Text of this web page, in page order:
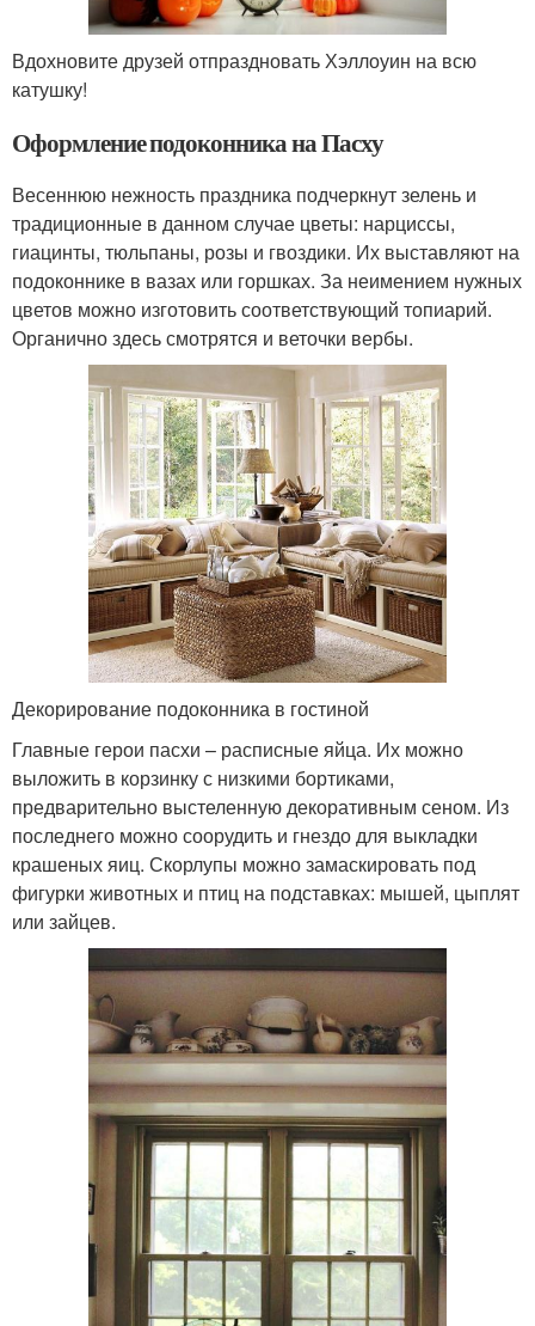
Вдохновите друзей отпраздновать Хэллоуин на всю
катушку!
Оформление подоконника на Пасху
Весеннюю нежность праздника подчеркнут зелень и
традиционные в данном случае цветы: нарциссы,
гиацинты, тюльпаны, розы и гвоздики. Их выставляют на
подоконнике в вазах или горшках. За неимением нужных
цветов можно изготовить соответствующий топиарий.
Органично здесь смотрятся и веточки вербы.
Декорирование подоконника в гостиной
Главные герои пасхи – расписные яйца. Их можно
выложить в корзинку с низкими бортиками,
предварительно выстеленную декоративным сеном. Из
последнего можно соорудить и гнездо для выкладки
крашеных яиц. Скорлупы можно замаскировать под
фигурки животных и птиц на подставках: мышей, цыплят
или зайцев.